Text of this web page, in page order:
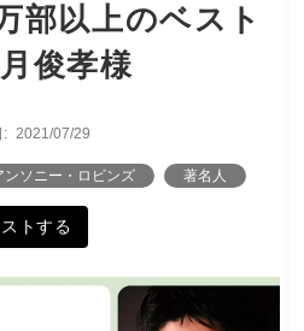
部以上のベスト
俊孝様
: 2021/07/29
ンソニー・ロビンズ 著名人
トする